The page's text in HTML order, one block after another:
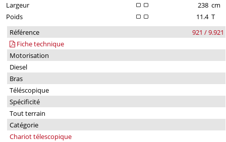
Largeur
238 cm
Poids
11.4 T
Référence
921 / 9.921
Fiche technique
Motorisation
Diesel
Bras
Téléscopique
Spécificité
Tout terrain
Catégorie
Chariot télescopique